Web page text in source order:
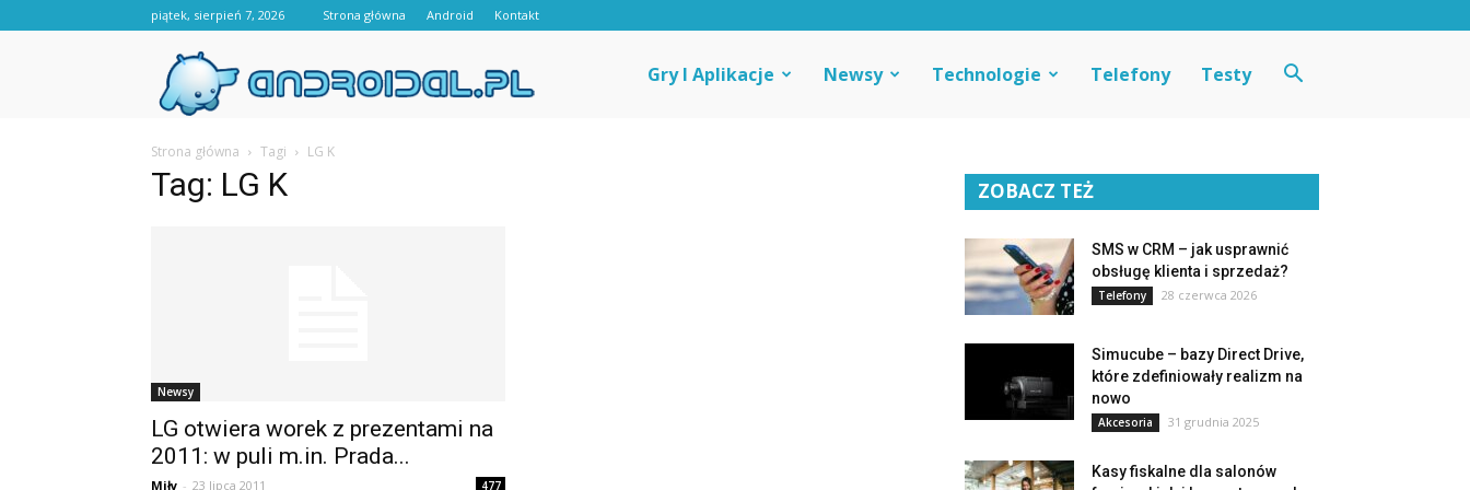
piątek, sierpień 7, 2026 Strona główna Android Kontakt
Gry I Aplikacje Newsy Technologie Telefony Testy
Strona główna Tagi LG K
Tag: LG K
Newsy
LG otwiera worek z prezentami na
2011: w puli m.in. Prada...
Miły - 23 lipca 2011 477
ZOBACZ TEŻ
SMS w CRM – jak usprawnić
obsługę klienta i sprzedaż?
Telefony 28 czerwca 2026
Simucube – bazy Direct Drive,
które zdefiniowały realizm na
nowo
Akcesoria 31 grudnia 2025
Kasy fiskalne dla salonów